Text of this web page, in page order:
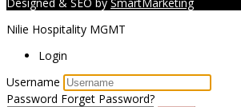
Nilie Hospitality MGMT
Login
Username
Password Forget Password?